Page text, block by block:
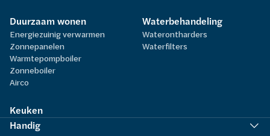
Duurzaam wonen
Energiezuinig verwarmen
Zonnepanelen
Warmtepompboiler
Zonneboiler
Airco
Waterbehandeling
Waterontharders
Waterfilters
Keuken
Handig